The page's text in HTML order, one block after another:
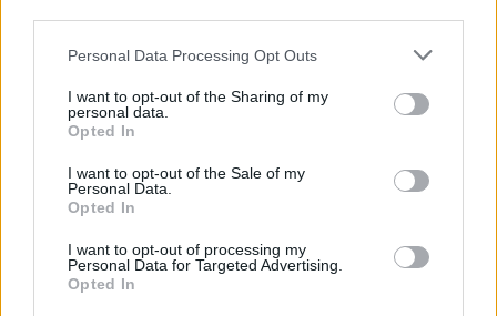
Please note that this website/app uses one or more Google
not limited to your visit or usage behaviour. You may click to
grant or deny consent to Google and its third-party tags to
use your data for below specified purposes in below Google
consent section.
Personal Data Processing Opt Outs
I want to opt-out of the Sharing of my
personal data.
Opted In
I want to opt-out of the Sale of my
Personal Data.
Opted In
I want to opt-out of processing my
Personal Data for Targeted Advertising.
Opted In
19:0822.03.26
Η ΑΕΚ ανακοίνωσε την ανανέωση του
συμβολαίου του Πέτρου Μάνταλου με φοβερό
video